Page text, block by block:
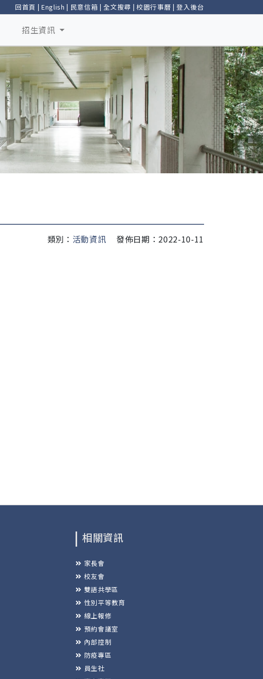
回首頁 | English | 民意信箱 |全文搜尋 | 校園行事曆 |登入後台
招生資訊
類別： 活動資訊 發佈日期：2022-10-11
相關資訊
家長會
校友會
雙語共學區
性別平等教育
線上報修
預約會議室
內部控制
防疫專區
員生社